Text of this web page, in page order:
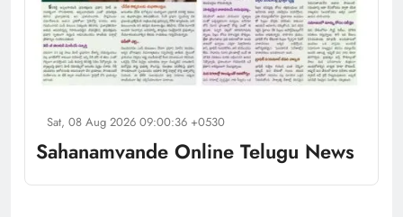
Sat, 08 Aug 2026 09:00:36 +0530
Sahanamvande Online Telugu News